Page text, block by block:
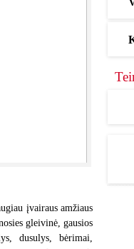
įvairaus amžiaus
gleivinė, gausios
dusulys, bėrimai,